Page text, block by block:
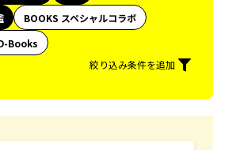
BOOKS スペシャルコラボ
Books
絞り込み条件を追加